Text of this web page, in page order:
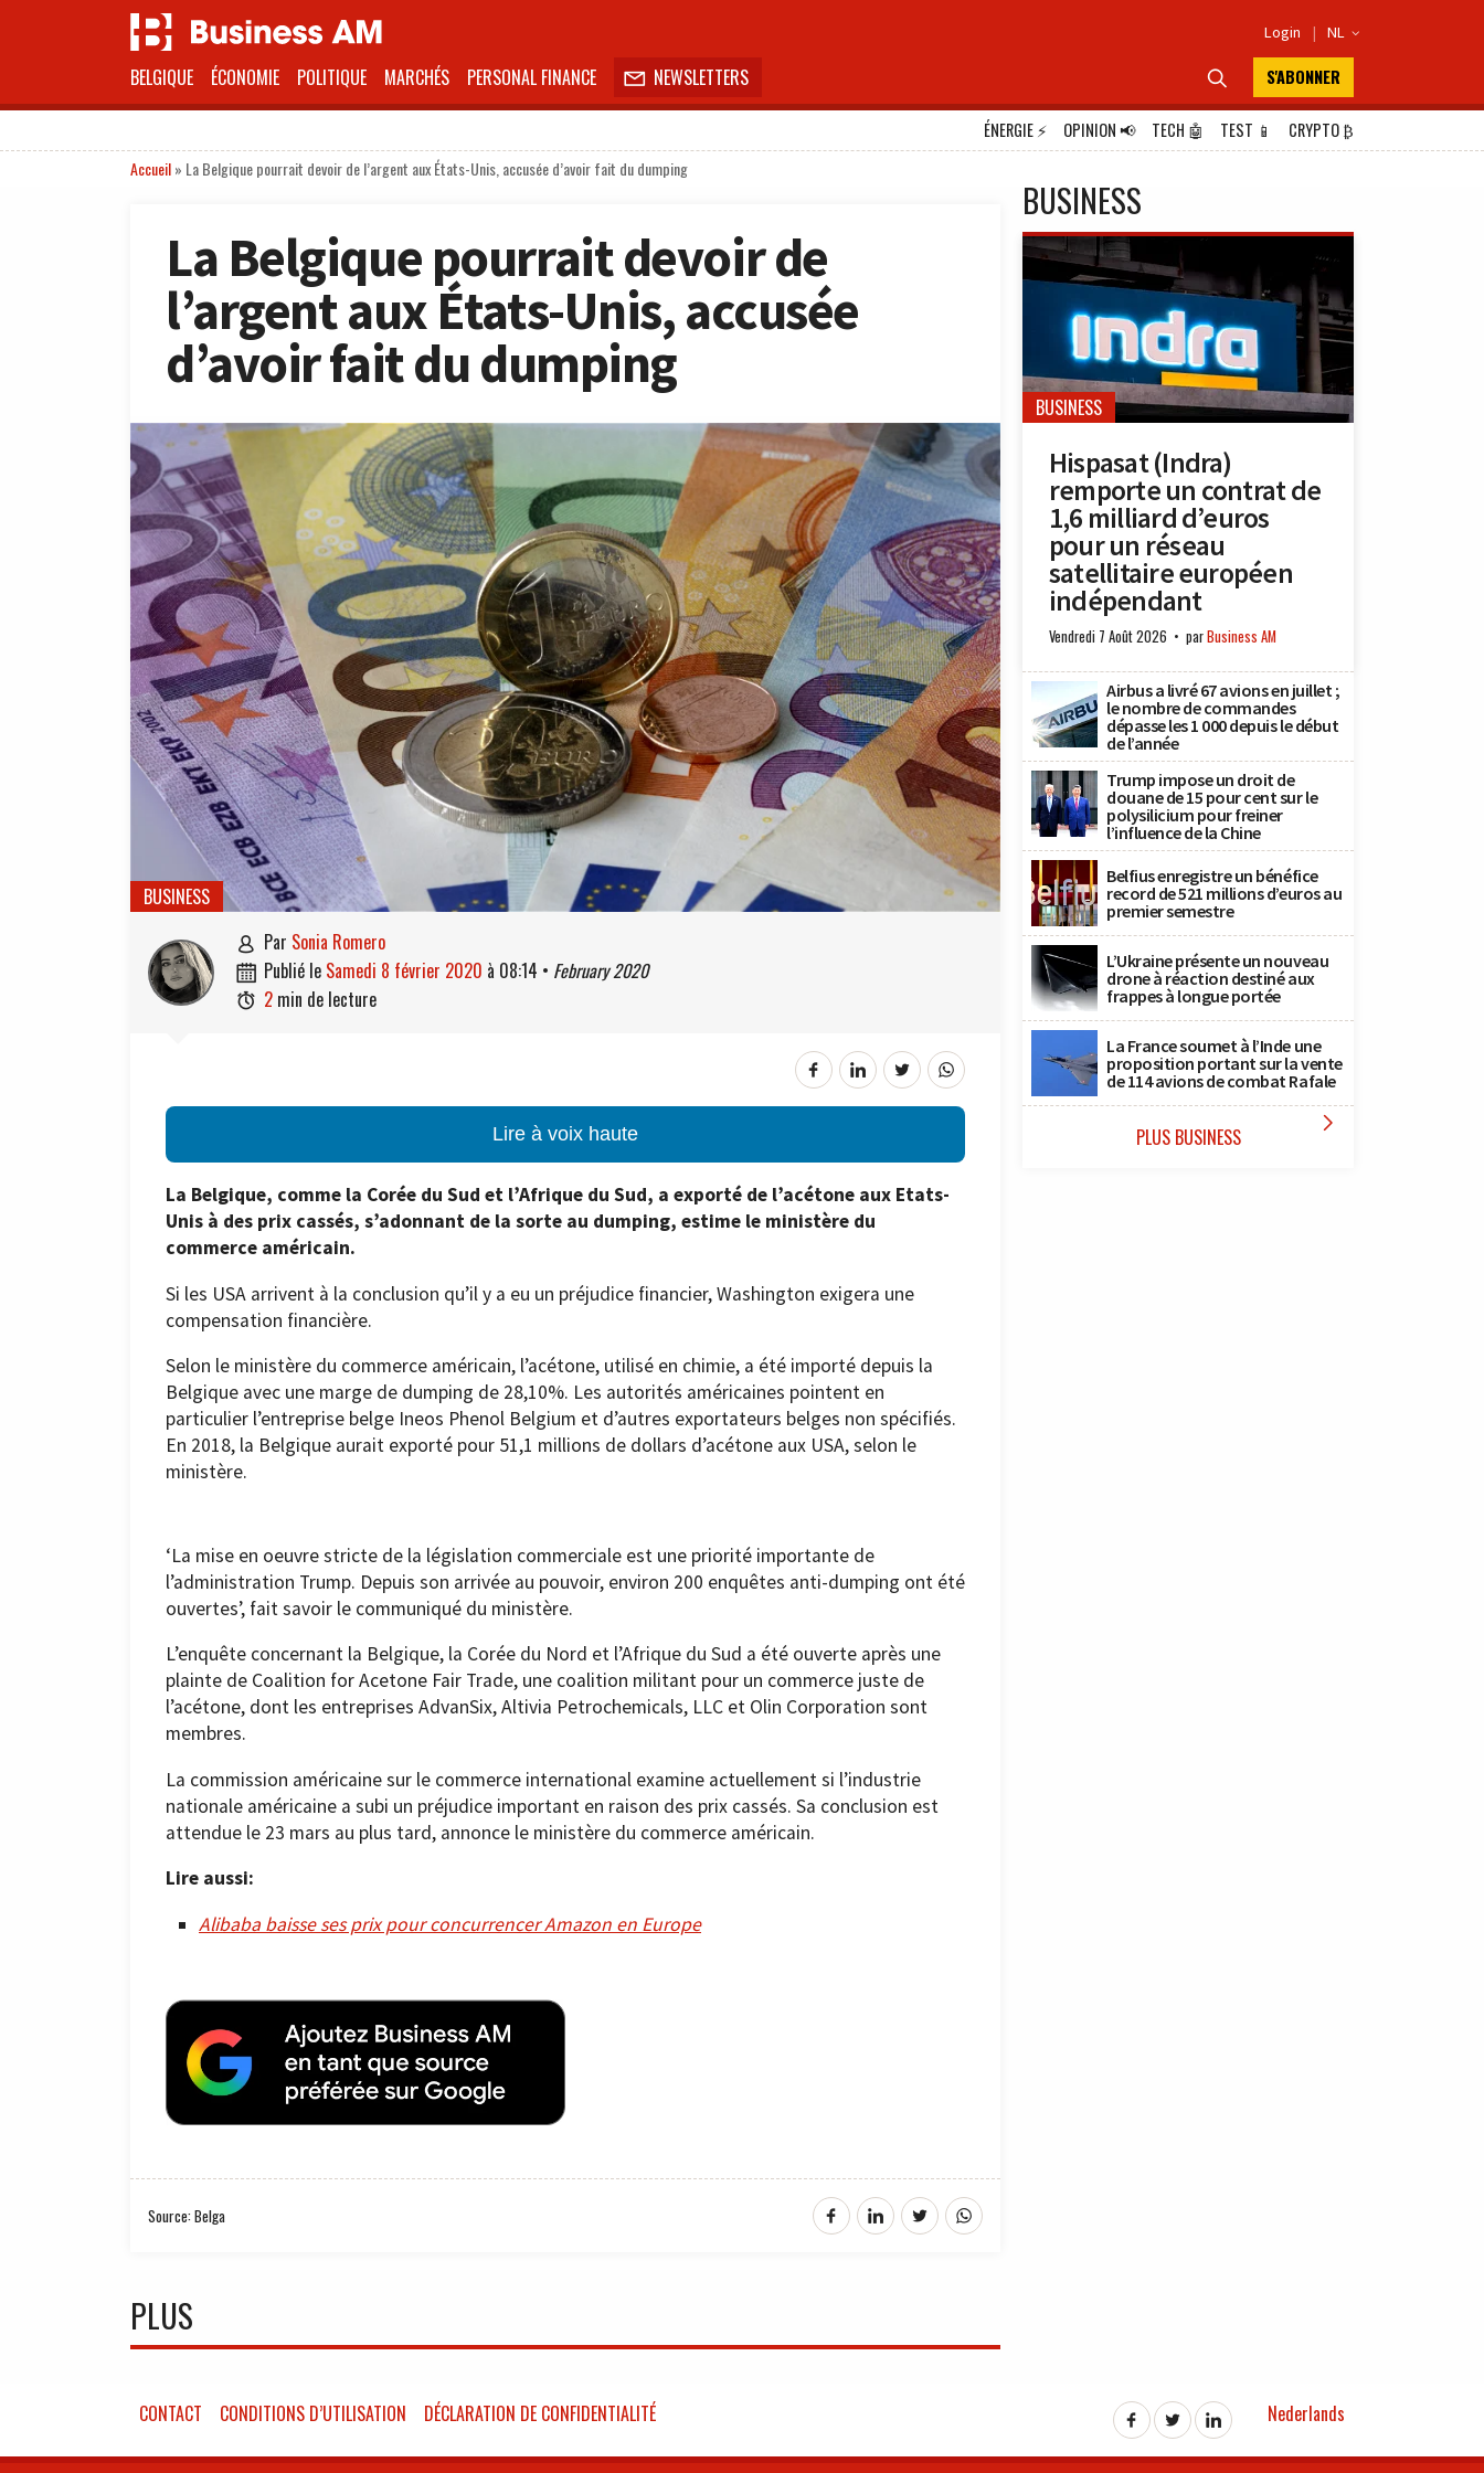
Login | NL 
BELGIQUE ÉCONOMIE POLITIQUE MARCHÉS PERSONAL FINANCE  NEWSLETTERS  S'ABONNER
ÉNERGIE⚡ OPINION📢 TECH 🤖 TEST 📱 CRYPTO₿
Accueil» La Belgique pourrait devoir de l’argent aux États-Unis, accusée d’avoir fait du dumping
La Belgique pourrait devoir de
l’argent aux États-Unis, accusée
d’avoir fait du dumping
BUSINESS
 par Sonia Romero
 publié le samedi 8 février 2020 à 08:14 • February 2020
 2 min de lecture
Lire à voix haute
La Belgique, comme la Corée du Sud et l’Afrique du Sud, a exporté de l’acétone aux Etats-
Unis à des prix cassés, s’adonnant de la sorte au dumping, estime le ministère du
commerce américain.
Si les USA arrivent à la conclusion qu’il y a eu un préjudice financier, Washington exigera une
compensation financière.
Selon le ministère du commerce américain, l’acétone, utilisé en chimie, a été importé depuis la
Belgique avec une marge de dumping de 28,10%. Les autorités américaines pointent en
particulier l’entreprise belge Ineos Phenol Belgium et d’autres exportateurs belges non spécifiés.
En 2018, la Belgique aurait exporté pour 51,1 millions de dollars d’acétone aux USA, selon le
ministère.
‘La mise en oeuvre stricte de la législation commerciale est une priorité importante de
l’administration Trump. Depuis son arrivée au pouvoir, environ 200 enquêtes anti-dumping ont été
ouvertes’, fait savoir le communiqué du ministère.
L’enquête concernant la Belgique, la Corée du Nord et l’Afrique du Sud a été ouverte après une
plainte de Coalition for Acetone Fair Trade, une coalition militant pour un commerce juste de
l’acétone, dont les entreprises AdvanSix, Altivia Petrochemicals, LLC et Olin Corporation sont
membres.
La commission américaine sur le commerce international examine actuellement si l’industrie
nationale américaine a subi un préjudice important en raison des prix cassés. Sa conclusion est
attendue le 23 mars au plus tard, annonce le ministère du commerce américain.
Lire aussi:
Alibaba baisse ses prix pour concurrencer Amazon en Europe
Source: Belga
PLUS
BUSINESS
BUSINESS
Hispasat (Indra)
remporte un contrat de
1,6 milliard d’euros
pour un réseau
satellitaire européen
indépendant
Vendredi 7 Août 2026 parBusiness AM
Airbus a livré 67 avions en juillet ;
le nombre de commandes
dépasse les 1 000 depuis le début
de l’année
Trump impose un droit de
douane de 15 pour cent sur le
polysilicium pour freiner
l’influence de la Chine
Belfius enregistre un bénéfice
record de 521 millions d’euros au
premier semestre
L’Ukraine présente un nouveau
drone à réaction destiné aux
frappes à longue portée
La France soumet à l’Inde une
proposition portant sur la vente
de 114 avions de combat Rafale
PLUS BUSINESS 
CONTACT CONDITIONS D’UTILISATION DÉCLARATION DE CONFIDENTIALITÉ Nederlands